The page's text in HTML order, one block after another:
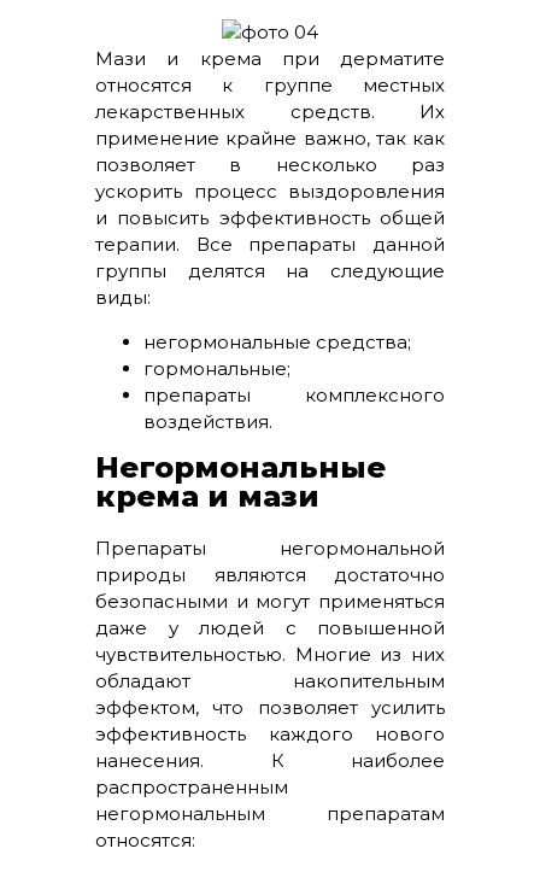
Мази и крема при дерматите
относятся к группе местных
лекарственных средств. Их
применение крайне важно, так как
позволяет в несколько раз
ускорить процесс выздоровления
и повысить эффективность общей
терапии. Все препараты данной
группы делятся на следующие
виды:
негормональные средства;
гормональные;
препараты комплексного
воздействия.
Негормональные
крема и мази
Препараты негормональной
природы являются достаточно
безопасными и могут применяться
даже у людей с повышенной
чувствительностью. Многие из них
обладают накопительным
эффектом, что позволяет усилить
эффективность каждого нового
нанесения. К наиболее
распространенным
негормональным препаратам
относятся: